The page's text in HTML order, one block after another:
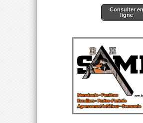
Consulter en
ligne